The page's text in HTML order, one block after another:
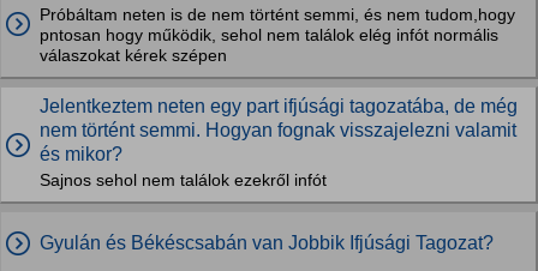
Próbáltam neten is de nem történt semmi, és nem tudom,hogy
pntosan hogy működik, sehol nem találok elég infót normális
válaszokat kérek szépen
Jelentkeztem neten egy part ifjúsági tagozatába, de még
nem történt semmi. Hogyan fognak visszajelezni valamit
és mikor?
Sajnos sehol nem találok ezekről infót
Gyulán és Békéscsabán van Jobbik Ifjúsági Tagozat?